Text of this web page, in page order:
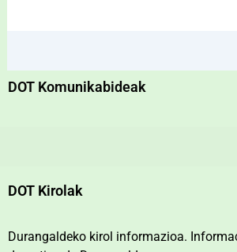
DOT Komunikabideak
DOT Kirolak
Durangaldeko kirol informazioa.